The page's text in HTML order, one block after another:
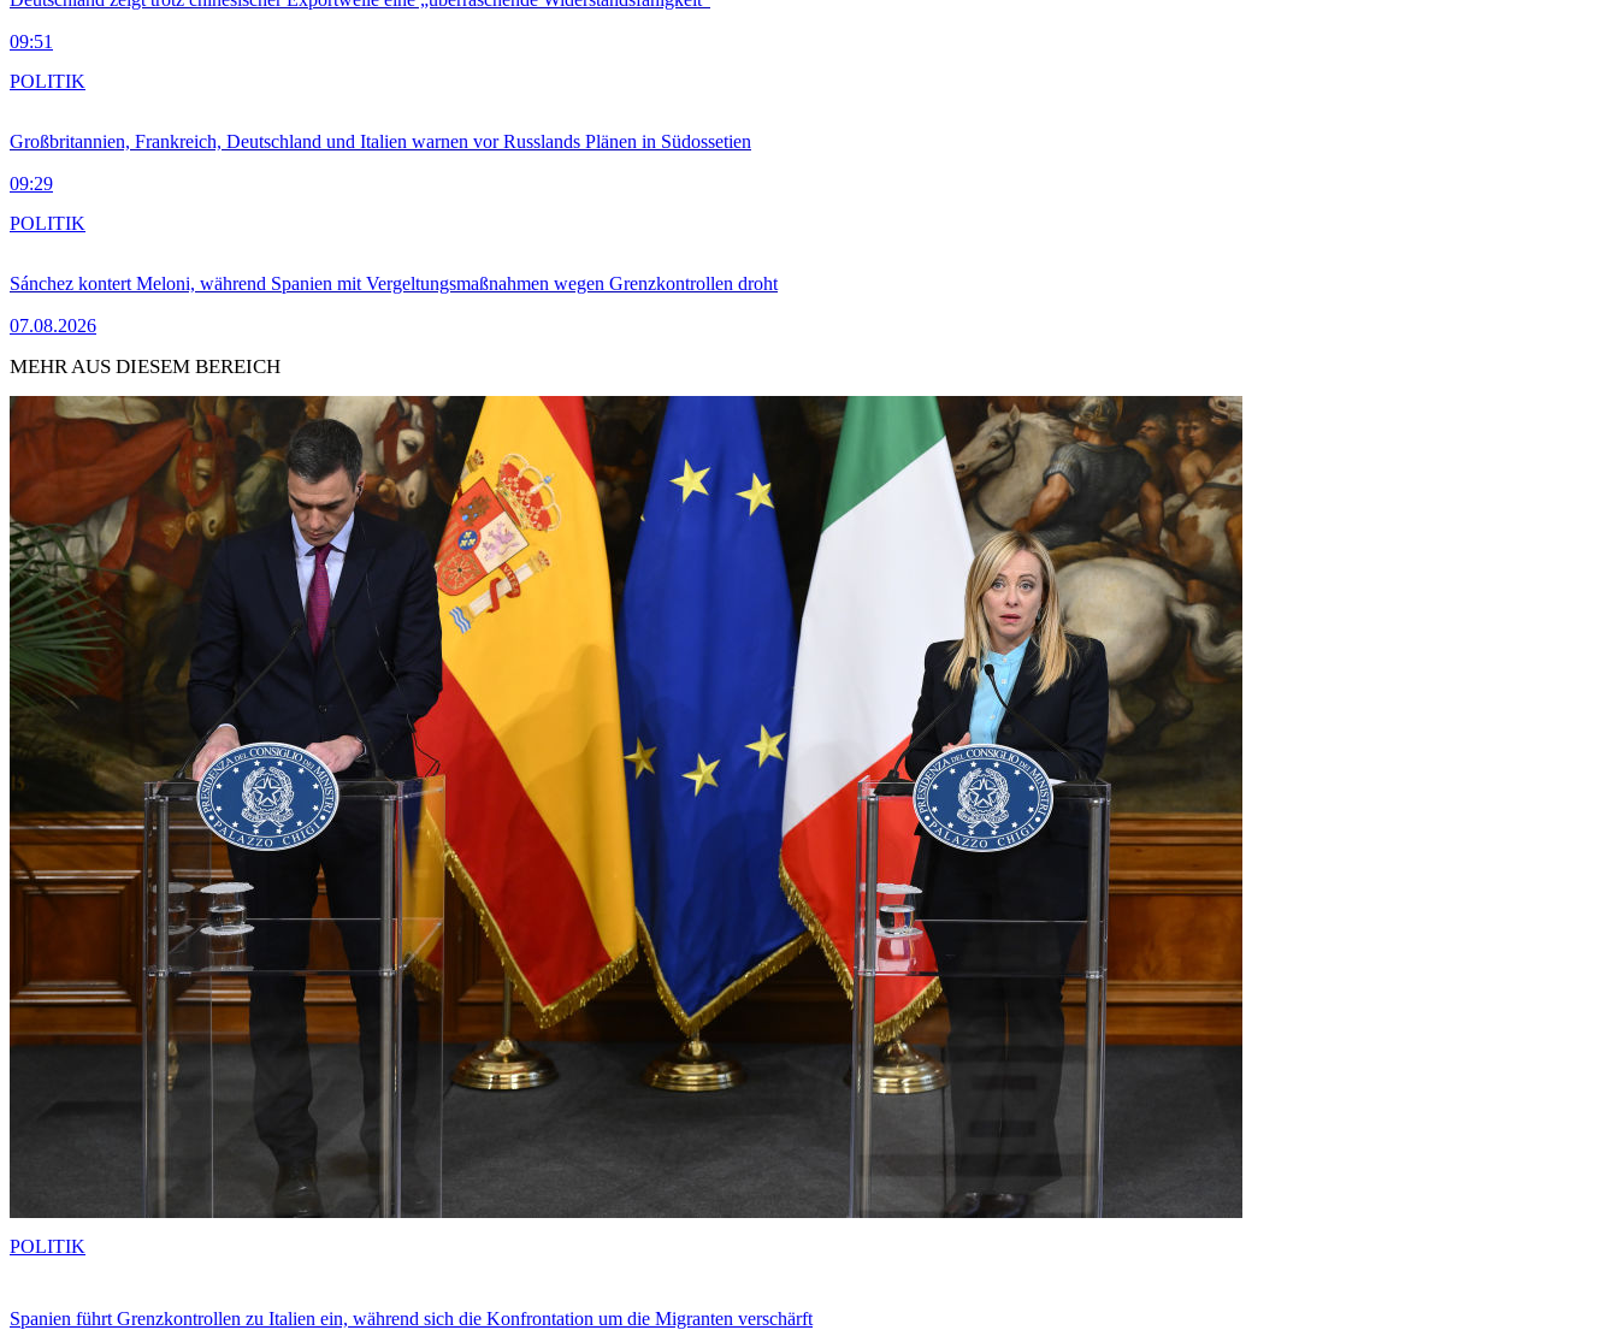
09:51
Großbritannien, Frankreich, Deutschland und Italien warnen vor Russlands Plänen in Südossetien
09:29
POLITIK
Sánchez kontert Meloni, während Spanien mit Vergeltungsmaßnahmen wegen Grenzkontrollen droht
07.08.2026
POLITIK
MEHR AUS DIESEM BEREICH
Spanien führt Grenzkontrollen zu Italien ein, während sich die Konfrontation um die Migranten verschärft
POLITIK